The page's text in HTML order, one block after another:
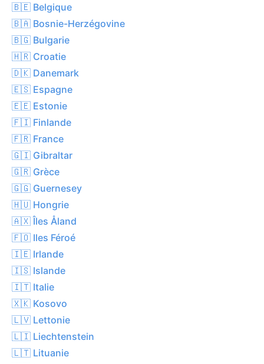
🇧🇪 Belgique
🇧🇦 Bosnie-Herzégovine
🇧🇬 Bulgarie
🇭🇷 Croatie
🇩🇰 Danemark
🇪🇸 Espagne
🇪🇪 Estonie
🇫🇮 Finlande
🇫🇷 France
🇬🇮 Gibraltar
🇬🇷 Grèce
🇬🇬 Guernesey
🇭🇺 Hongrie
🇦🇽 Îles Åland
🇫🇴 Iles Féroé
🇮🇪 Irlande
🇮🇸 Islande
🇮🇹 Italie
🇽🇰 Kosovo
🇱🇻 Lettonie
🇱🇮 Liechtenstein
🇱🇹 Lituanie